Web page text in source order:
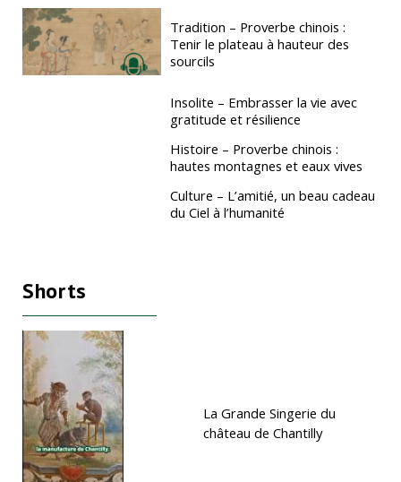
Tradition – Proverbe chinois :
Tenir le plateau à hauteur des
sourcils
Insolite – Embrasser la vie avec
gratitude et résilience
Histoire – Proverbe chinois :
hautes montagnes et eaux vives
Culture – L’amitié, un beau cadeau
du Ciel à l’humanité
Shorts
La Grande Singerie du
château de Chantilly